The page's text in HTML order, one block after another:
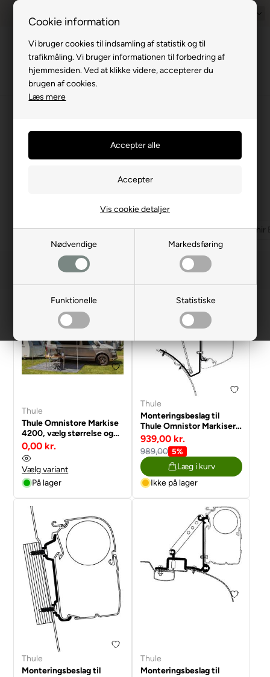
Cookie information
Vi bruger cookies til indsamling af statistik og til
trafikmåling. Vi bruger informationen til forbedring af
hjemmesiden. Ved at klikke videre, accepterer du
brugen af cookies.
Læs mere
Nødvendige Markedsføring
Funktionelle Statistiske
Vis cookie detaljer
Billig
Menu
Thule Omnistore 4200
Thule Omnistore montagebeslag
Thule Omnistor 1200 Mystic Grey Thule Omnistor 1200 Saphir
Thule
Thule Omnistore Markise
4200, vælg størrelse og
farve
0,00 kr.
Vælg variant
På lager
Thule
Monteringsbeslag til
Thule Omnistor Markiser
med pop-up tag VW T4
939,00 kr.
989,00 5%
Læg i kurv
Ikke på lager
Thule
Monteringsbeslag til
Thule
Monteringsbeslag til